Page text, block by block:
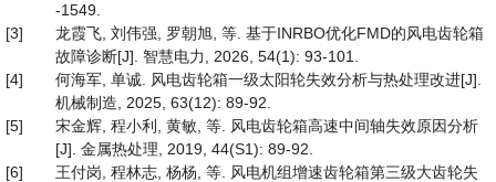
-1549.
[3]
龙霞飞, 刘伟强, 罗朝旭, 等. 基于INRBO优化FMD的风电齿轮箱
故障诊断[J]. 智慧电力, 2026, 54(1): 93-101.
[4]
何海军, 单诚. 风电齿轮箱一级太阳轮失效分析与热处理改进[J].
机械制造, 2025, 63(12): 89-92.
[5]
宋金辉, 程小利, 黄敏, 等. 风电齿轮箱高速中间轴失效原因分析
[J]. 金属热处理, 2019, 44(S1): 89-92.
[6]
王付岗, 程林志, 杨杨, 等. 风电机组增速齿轮箱第三级大齿轮失